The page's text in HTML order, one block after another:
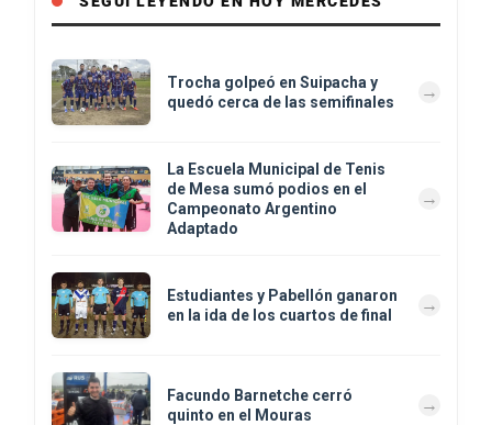
Trocha golpeó en Suipacha y
quedó cerca de las semifinales
La Escuela Municipal de Tenis
de Mesa sumó podios en el
Campeonato Argentino
Adaptado
Estudiantes y Pabellón ganaron
en la ida de los cuartos de final
Facundo Barnetche cerró
quinto en el Mouras